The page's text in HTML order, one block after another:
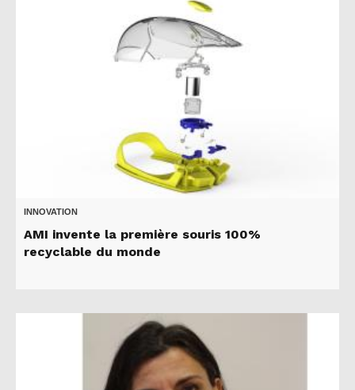
INNOVATION
AMI invente la première souris 100%
recyclable du monde